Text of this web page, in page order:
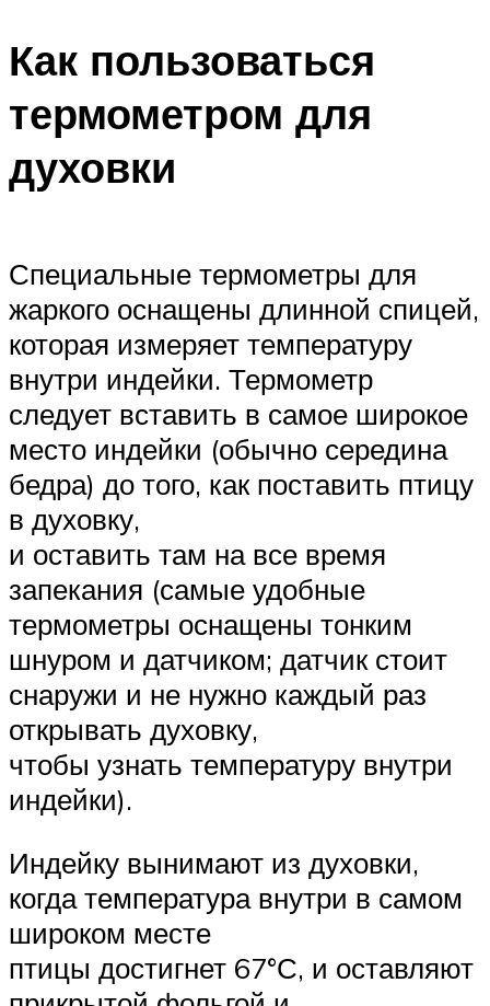
Как пользоваться
термометром для
духовки
Специальные термометры для
жаркого оснащены длинной спицей,
которая измеряет температуру
внутри индейки. Термометр
следует вставить в самое широкое
место индейки (обычно середина
бедра) до того, как поставить птицу
в духовку,
и оставить там на все время
запекания (самые удобные
термометры оснащены тонким
шнуром и датчиком; датчик стоит
снаружи и не нужно каждый раз
открывать духовку,
чтобы узнать температуру внутри
индейки).
Индейку вынимают из духовки,
когда температура внутри в самом
широком месте
птицы достигнет 67°С, и оставляют